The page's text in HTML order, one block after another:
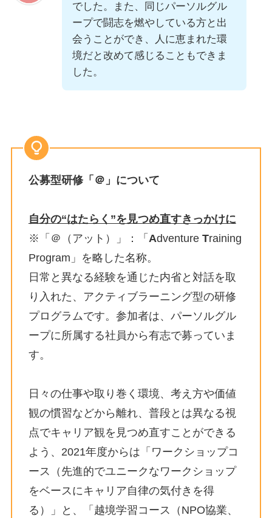
でした。また、同じパーソルグル
ープで闘志を燃やしている方と出
会うことができ、人に恵まれた環
境だと改めて感じることもできま
した。
公募型研修「＠」について
自分の“はたらく”を見つめ直すきっかけに
※「＠（アット）」：「 Adventure Training
Program」を略した名称。
日常と異なる経験を通じた内省と対話を取
り入れた、アクティブラーニング型の研修
プログラムです。参加者は、パーソルグル
ープに所属する社員から有志で募っていま
す。
日々の仕事や取り巻く環境、考え方や価値
観の慣習などから離れ、普段とは異なる視
点でキャリア観を見つめ直すことができる
よう、2021年度からは「ワークショップコ
ース（先進的でユニークなワークショップ
をベースにキャリア自律の気付きを得
る）」と、「越境学習コース（NPO協業、